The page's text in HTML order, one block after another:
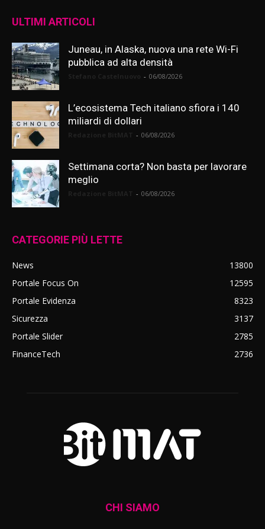
ULTIMI ARTICOLI
Juneau, in Alaska, nuova una rete Wi-Fi
pubblica ad alta densità
- 06/08/2026
L’ecosistema Tech italiano sfiora i 140
miliardi di dollari
- 06/08/2026
Settimana corta? Non basta per lavorare
meglio
- 06/08/2026
CATEGORIE PIÙ LETTE
News
13800
Portale Focus On
12595
Portale Evidenza
8323
Sicurezza
3137
Portale Slider
2785
FinanceTech
2736
CHI SIAMO